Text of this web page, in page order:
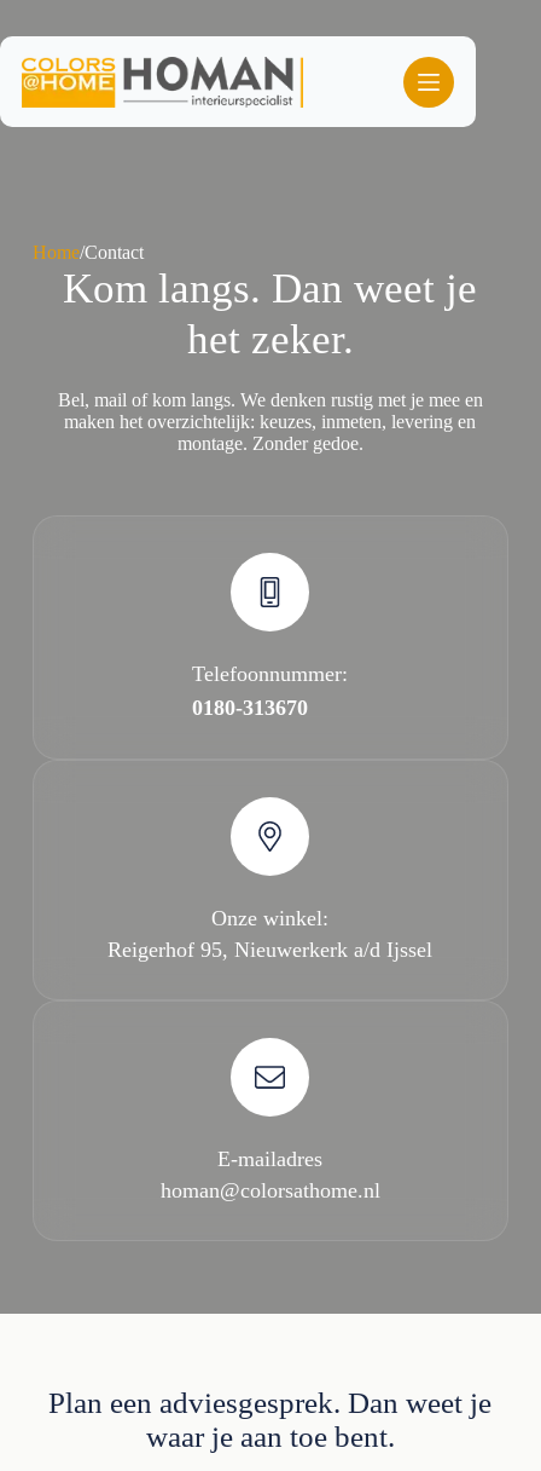
de
inhoud
Home/Contact
Kom langs. Dan weet je
het zeker.
Bel, mail of kom langs. We denken rustig met je mee en
maken het overzichtelijk: keuzes, inmeten, levering en
montage. Zonder gedoe.
Telefoonnummer:
0180-313670
Onze winkel:
Reigerhof 95, Nieuwerkerk a/d Ijssel
E-mailadres
homan@colorsathome.nl
Plan een adviesgesprek. Dan weet je
waar je aan toe bent.